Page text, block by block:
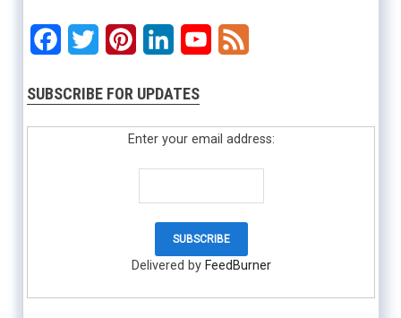
Facebook
Twitter PinterestLinkedInYouTube
SUBSCRIBE FOR UPDATES
Enter your email address:
Delivered by FeedBurner